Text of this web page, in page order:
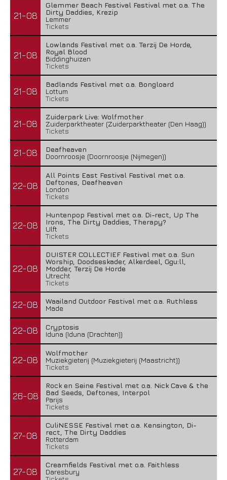
21-08
Glemmer Beach Festival Festival met o.a. The
Dirty Daddies, Krezip
Lemmer
Tickets
21-08
Lowlands Festival met o.a. Terzij De Horde,
Royal Blood
Biddinghuizen
Tickets
21-08
Badlands Festival met o.a. Bongloard
Lottum
Tickets
21-08
Zuiderpark Live: Wolfmother
Zuiderparktheater (Zuiderparktheater (Den Haag))
Tickets
21-08
Deafheaven
Doornroosje (Doornroosje (Nijmegen))
22-08
All Points East Festival Festival met o.a.
Deftones, Deafheaven
London
Tickets
22-08
Huntenpop Festival met o.a. Di-rect, Up The
Irons, The Dirty Daddies, Therapy?
Ulft
Tickets
22-08
DUISTER COLLECTIEF Festival met o.a. Sun
Worship, Doodseskader, Alkerdeel, Ggu:ll,
Modder, Terzij De Horde
Utrecht
Tickets
22-08
Waailand Outdoor Festival met o.a. Ruthless
Made
22-08
Cryptosis
Iduna (Iduna (Drachten))
22-08
Wolfmother
Muziekgieterij (Muziekgieterij (Maastricht))
Tickets
26-08
Rock en Seine Festival met o.a. Nick Cave & the
Bad Seeds, Deftones, Interpol
Parijs
Tickets
27-08
CuliNESSE Festival met o.a. Kensington, Di-
rect, The Dirty Daddies
Rotterdam
Tickets
27-08
Creamfields Festival met o.a. Faithless
Daresbury